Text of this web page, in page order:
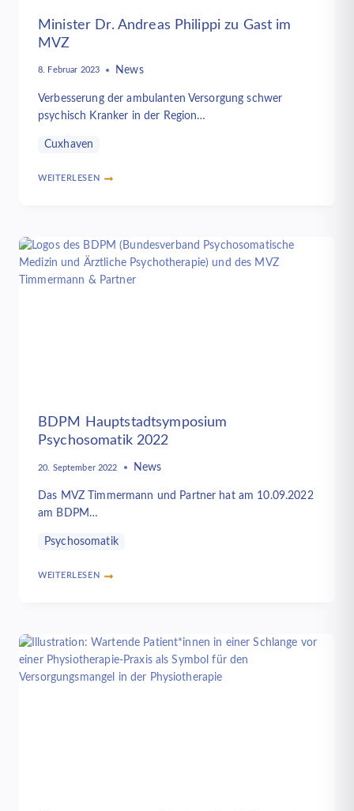
Minister Dr. Andreas Philippi zu Gast im
MVZ
8. Februar 2023 News
Verbesserung der ambulanten Versorgung schwer
psychisch Kranker in der Region…
Cuxhaven
WEITERLESEN
MINISTER
GAST
IM
MVZ
BDPM Hauptstadtsymposium
Psychosomatik 2022
20. September 2022 News
Das MVZ Timmermann und Partner hat am 10.09.2022
am BDPM…
Psychosomatik
WEITERLESEN
BDPM